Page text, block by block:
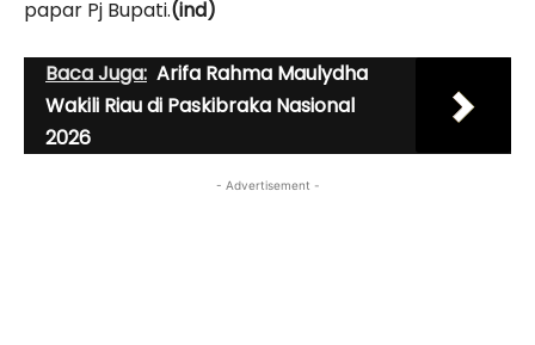
papar Pj Bupati.(ind)
Baca Juga: Arifa Rahma Maulydha
Wakili Riau di Paskibraka Nasional
2026
- Advertisement -